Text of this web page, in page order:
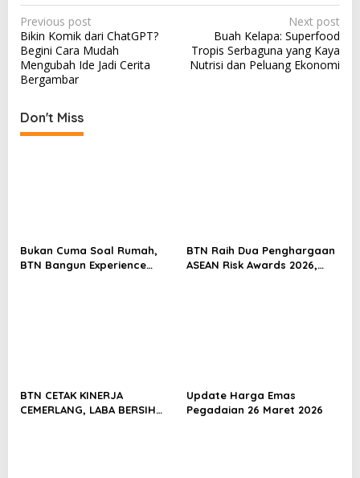
P
o
s
t
n
a
t
i
Previous post
Bikin Komik dari ChatGPT?
Begini Cara Mudah
Mengubah Ide Jadi Cerita
Bergambar
Next post
Buah Kelapa: Superfood
Tropis Serbaguna yang Kaya
Nutrisi dan Peluang Ekonomi
Don't Miss
Bukan Cuma Soal Rumah,
BTN Bangun Experience
BTN Raih Dua Penghargaan
ASEAN Risk Awards 2026,
BTN CETAK KINERJA
CEMERLANG, LABA BERSIH
Update Harga Emas
Pegadaian 26 Maret 2026